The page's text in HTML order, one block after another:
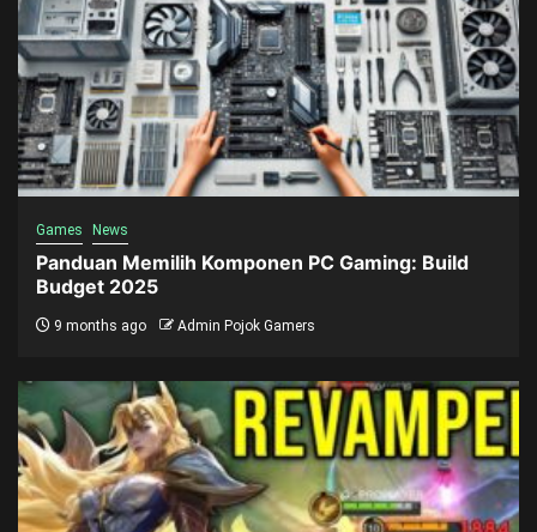
Games News
Panduan Memilih Komponen PC Gaming: Build
Budget 2025
9 months ago Admin Pojok Gamers